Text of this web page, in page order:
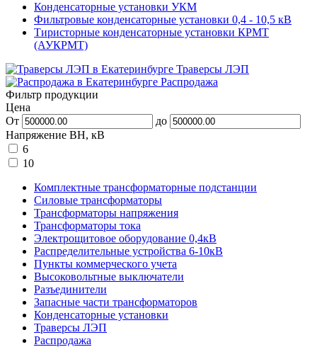
Конденсаторные установки УКМ
Фильтровые конденсаторные установки 0,4 - 10,5 кВ
Тиристорные конденсаторные установки КРМТ
(АУКРМТ)
Траверсы ЛЭП
Распродажа
Фильтр продукции
Цена
От
до
Напряжение ВН, кВ
6
10
Комплектные трансформаторные подстанции
Силовые трансформаторы
Трансформаторы напряжения
Трансформаторы тока
Электрощитовое оборудование 0,4кВ
Распределительные устройства 6-10кВ
Пункты коммерческого учета
Высоковольтные выключатели
Разъединители
Запасные части трансформаторов
Конденсаторные установки
Траверсы ЛЭП
Распродажа